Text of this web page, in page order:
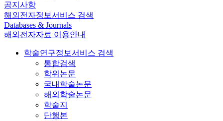
공지사항
해외전자정보서비스 검색
Databases & Journals
해외전자자료 이용안내
학술연구정보서비스 검색
통합검색
학위논문
국내학술논문
해외학술논문
학술지
단행본